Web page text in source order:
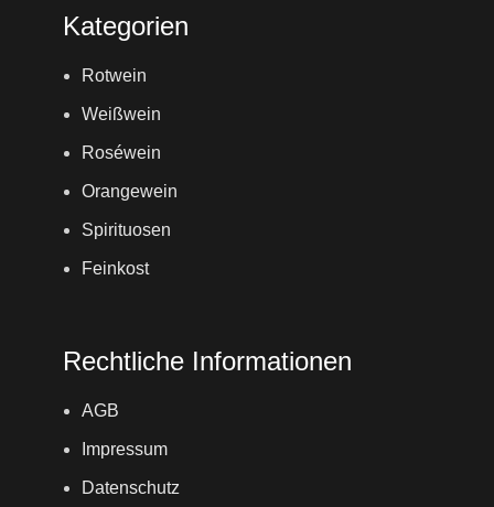
Kategorien
Rotwein
Weißwein
Roséwein
Orangewein
Spirituosen
Feinkost
Rechtliche Informationen
AGB
Impressum
Datenschutz